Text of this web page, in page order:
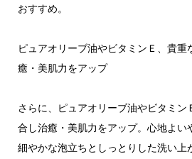
おすすめ。
ピュアオリーブ油やビタミンＥ、貴重
癒・美肌力をアップ
さらに、ピュアオリーブ油やビタミン
合し治癒・美肌力をアップ。心地よい
細やかな泡立ちとしっとりした洗い上